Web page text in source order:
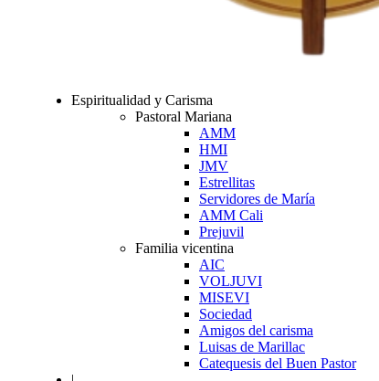
Espiritualidad y Carisma
Pastoral Mariana
AMM
HMI
JMV
Estrellitas
Servidores de María
AMM Cali
Prejuvil
Familia vicentina
AIC
VOLJUVI
MISEVI
Sociedad
Amigos del carisma
Luisas de Marillac
Catequesis del Buen Pastor